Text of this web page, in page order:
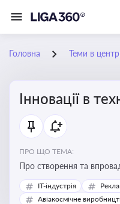
Головна Теми в
Інновації в
ПРО ЩО ТЕМА:
Про створення та
покращують
можливості
IT-індустрія
Авіакосмічне